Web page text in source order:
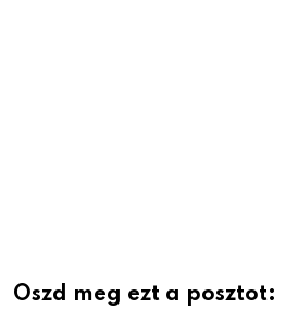
Oszd meg ezt a posztot: